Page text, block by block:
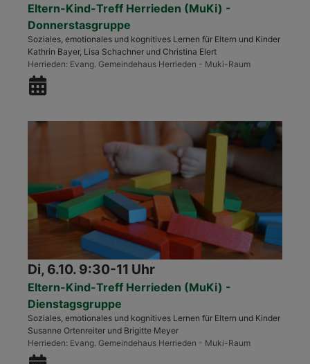
Eltern-Kind-Treff Herrieden (MuKi) -
Donnerstasgruppe
Soziales, emotionales und kognitives Lernen für Eltern und Kinder
Kathrin Bayer, Lisa Schachner und Christina Elert
Herrieden Evang. Gemeindehaus Herrieden - Muki-Raum
Di, 6.10. 9:30-11 Uhr
Eltern-Kind-Treff Herrieden (MuKi) -
Dienstagsgruppe
Soziales, emotionales und kognitives Lernen für Eltern und Kinder
Susanne Ortenreiter und Brigitte Meyer
Herrieden Evang. Gemeindehaus Herrieden - Muki-Raum